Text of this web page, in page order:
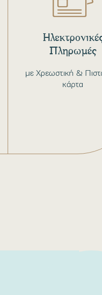
με Χρεωστική &
κάρτα
Πληρωμές